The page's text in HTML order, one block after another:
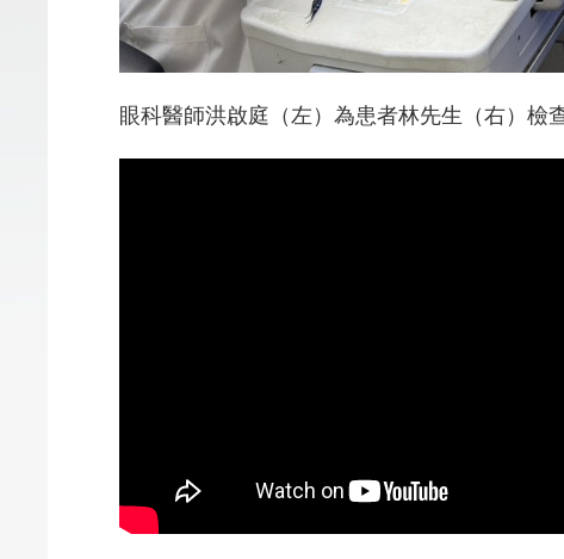
眼科醫師洪啟庭（左）為患者林先生（右）檢